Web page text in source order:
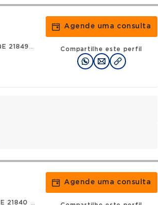
- Hematologia e hemoterapia
Agende uma consulta
Compartilhe este perfil
- Hematologia e hemoterapia
Agende uma consulta